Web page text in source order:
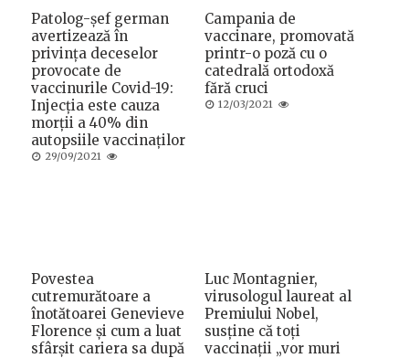
Patolog-șef german
avertizează în
privința deceselor
provocate de
vaccinurile Covid-19:
Injecția este cauza
morții a 40% din
autopsiile vaccinaților
Posted
29/09/2021
Campania de
vaccinare, promovată
printr-o poză cu o
catedrală ortodoxă
fără cruci
Posted
12/03/2021
Povestea
cutremurătoare a
înotătoarei Genevieve
Florence și cum a luat
sfârșit cariera sa după
Luc Montagnier,
virusologul laureat al
Premiului Nobel,
susține că toți
vaccinații „vor muri